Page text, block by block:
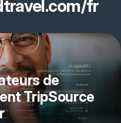
fr
de
TripSource